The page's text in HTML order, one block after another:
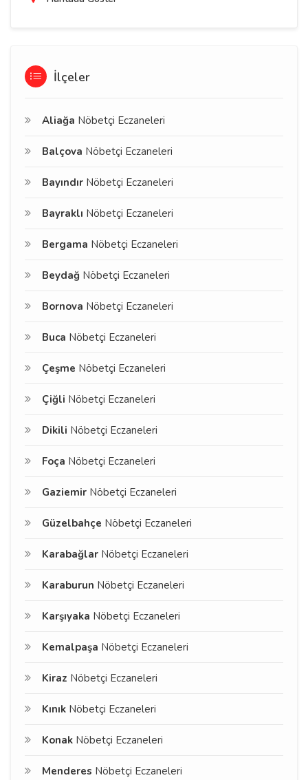
İlçeler
Aliağa Nöbetçi Eczaneleri
Balçova Nöbetçi Eczaneleri
Bayındır Nöbetçi Eczaneleri
Bayraklı Nöbetçi Eczaneleri
Bergama Nöbetçi Eczaneleri
Beydağ Nöbetçi Eczaneleri
Bornova Nöbetçi Eczaneleri
Buca Nöbetçi Eczaneleri
Çeşme Nöbetçi Eczaneleri
Çiğli Nöbetçi Eczaneleri
Dikili Nöbetçi Eczaneleri
Foça Nöbetçi Eczaneleri
Gaziemir Nöbetçi Eczaneleri
Güzelbahçe Nöbetçi Eczaneleri
Karabağlar Nöbetçi Eczaneleri
Karaburun Nöbetçi Eczaneleri
Karşıyaka Nöbetçi Eczaneleri
Kemalpaşa Nöbetçi Eczaneleri
Kiraz Nöbetçi Eczaneleri
Kınık Nöbetçi Eczaneleri
Konak Nöbetçi Eczaneleri
Menderes Nöbetçi Eczaneleri